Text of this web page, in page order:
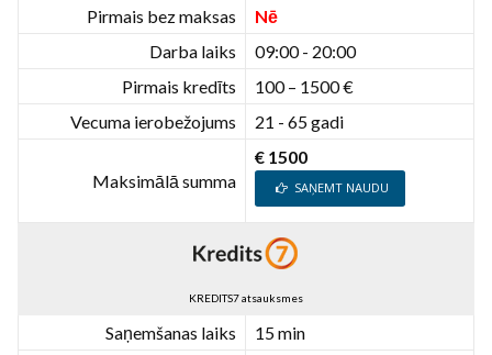
Pirmais bez maksas
Nē
Darba laiks
09:00 - 20:00
Pirmais kredīts
100 – 1500 €
Vecuma ierobežojums
21 - 65 gadi
Maksimālā summa
€ 1500
SAŅEMT NAUDU
KREDITS7 atsauksmes
Saņemšanas laiks
15 min